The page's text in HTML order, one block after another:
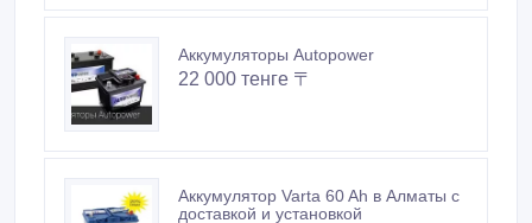
Аккумуляторы Autopower
22 000 тенге 〒
Аккумулятор Varta 60 Ah в Алматы с
доставкой и установкой